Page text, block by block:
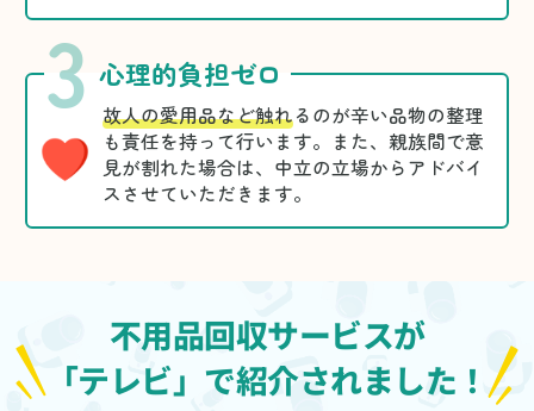
3 心理的負担ゼロ
故人の愛用品など触れるのが辛い品物の整理
も責任を持って行います。また、親族間で意
見が割れた場合は、中立の立場からアドバイ
スさせていただきます。
不用品回収サービスが
「テレビ」で紹介されました！